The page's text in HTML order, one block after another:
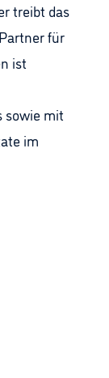
treibt das
für
ist
sowie mit
im